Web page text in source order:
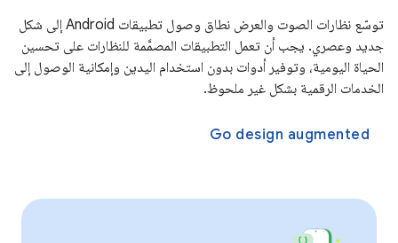
توسّع نظارات الصوت والعرض نطاق وصول تطبيقات Android إلى شكل
جديد وعصري. يجب أن تعمل التطبيقات المصمَّمة للنظارات على تحسين
الحياة اليومية، وتوفير أدوات بدون استخدام اليدين وإمكانية الوصول إلى
الخدمات الرقمية بشكل غير ملحوظ.
Go design augmented